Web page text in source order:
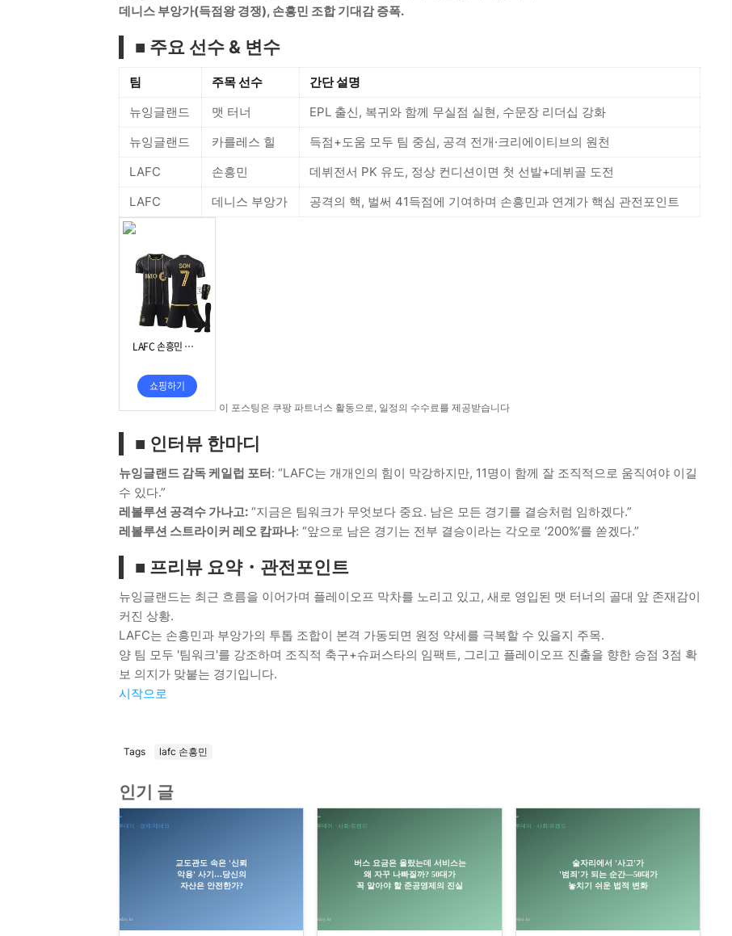
데니스 부앙가(득점왕 경쟁), 손흥민 조합 기대감 증폭.
■ 주요 선수 & 변수
팀 주목 선수
간단 설명
뉴잉글랜드
맷 터너
EPL 출신, 복귀와 함께 무실점 실현, 수문장 리더십 강화
뉴잉글랜드
카를레스 힐
득점+도움 모두 팀 중심, 공격 전개·크리에이티브의 원천
LAFC
손흥민
데뷔전서 PK 유도, 정상 컨디션이면 첫 선발+데뷔골 도전
LAFC
데니스 부앙가 공격의 핵, 벌써 41득점에 기여하며 손흥민과 연계가 핵심 관전포인트
이 포스팅은 쿠팡 파트너스 활동으로, 일정의 수수료를 제공받습니다
■ 인터뷰 한마디
뉴잉글랜드 감독 케일럽 포터: “LAFC는 개개인의 힘이 막강하지만, 11명이 함께 잘 조직적으로 움직여야 이길
수 있다.”
레볼루션 공격수 가나고: “지금은 팀워크가 무엇보다 중요. 남은 모든 경기를 결승처럼 임하겠다.”
레볼루션 스트라이커 레오 캄파나: “앞으로 남은 경기는 전부 결승이라는 각오로 ‘200%’를 쏟겠다.”
■ 프리뷰 요약・관전포인트
뉴잉글랜드는 최근 흐름을 이어가며 플레이오프 막차를 노리고 있고, 새로 영입된 맷 터너의 골대 앞 존재감이
커진 상황.
LAFC는 손흥민과 부앙가의 투톱 조합이 본격 가동되면 원정 약세를 극복할 수 있을지 주목.
양 팀 모두 '팀워크'를 강조하며 조직적 축구+슈퍼스타의 임팩트, 그리고 플레이오프 진출을 향한 승점 3점 확
보 의지가 맞붙는 경기입니다.
시작으로
Tags lafc 손흥민
인기 글